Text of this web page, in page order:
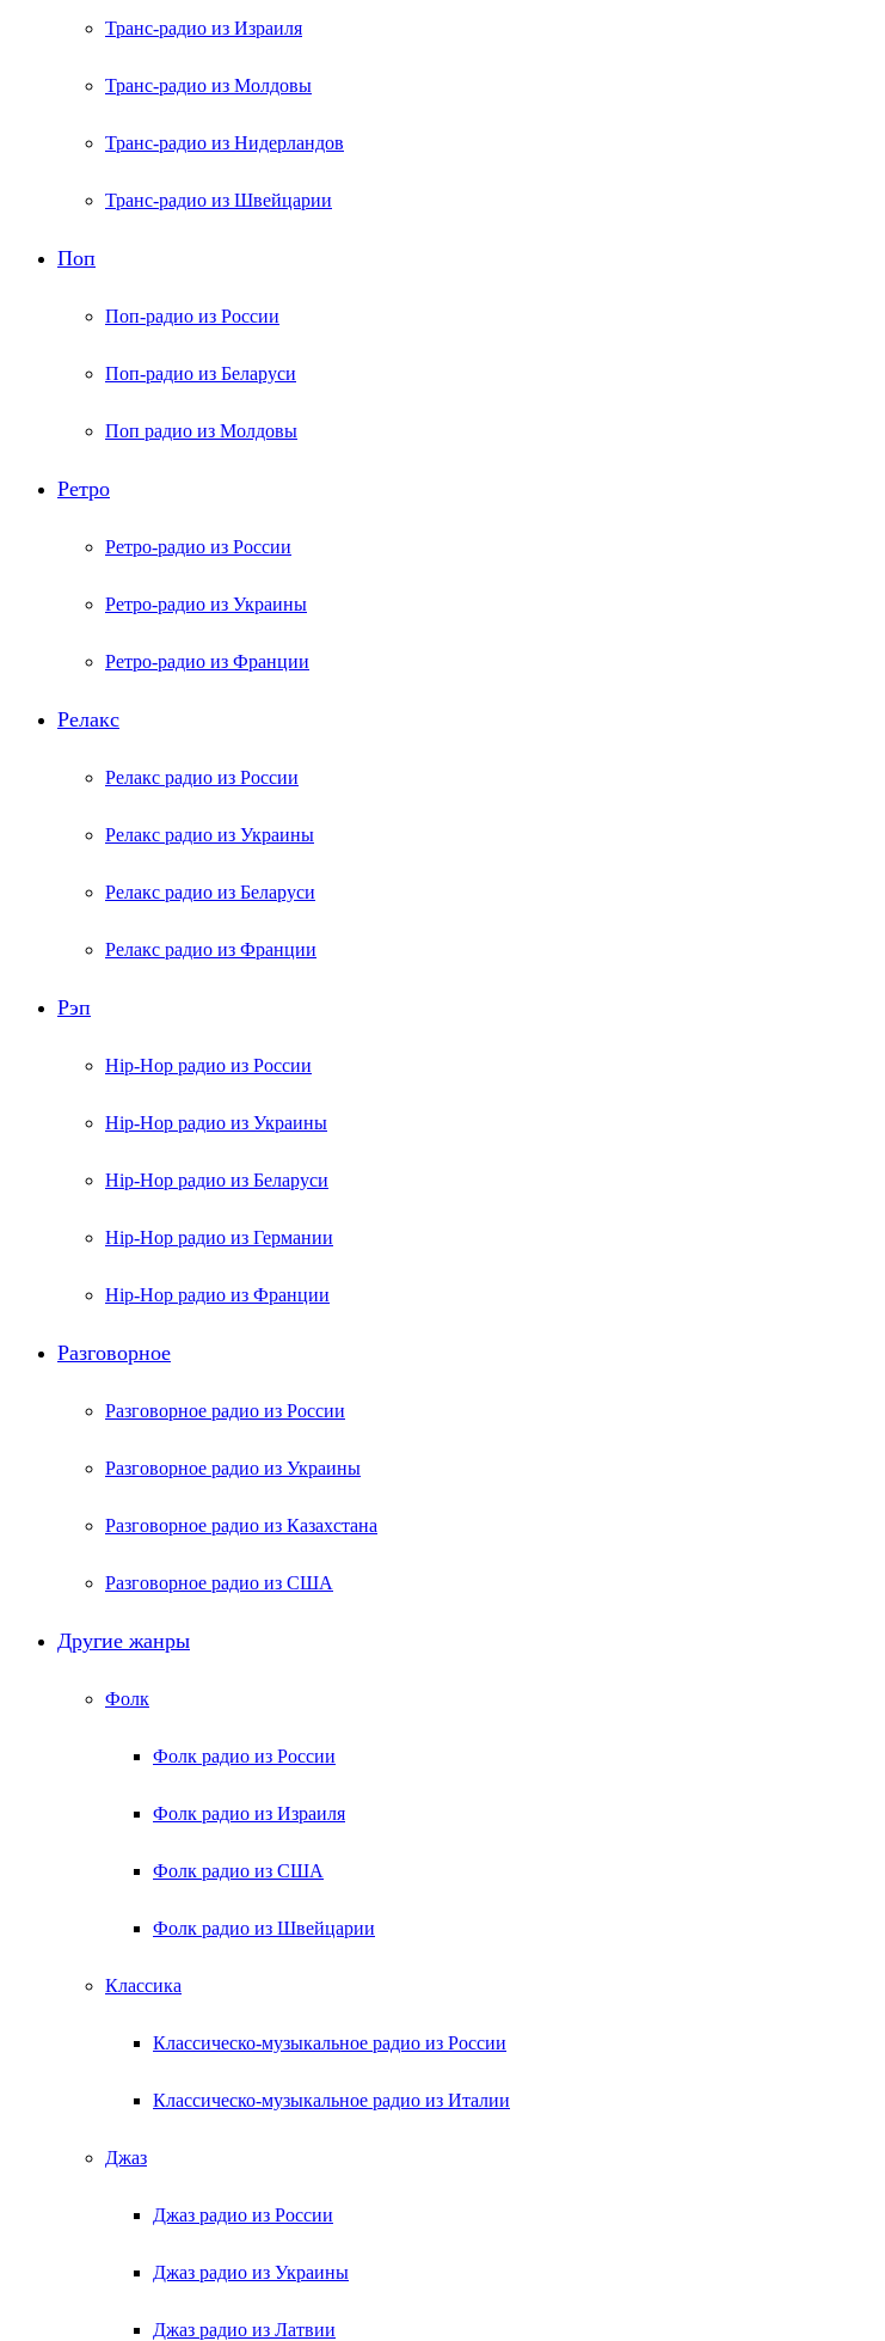
Транс-радио из Израиля
Транс-радио из Молдовы
Транс-радио из Нидерландов
Транс-радио из Швейцарии
Поп
Поп-радио из России
Поп-радио из Беларуси
Поп радио из Молдовы
Ретро
Ретро-радио из России
Ретро-радио из Украины
Ретро-радио из Франции
Релакс
Релакс радио из России
Релакс радио из Украины
Релакс радио из Беларуси
Релакс радио из Франции
Рэп
Hip-Hop радио из России
Hip-Hop радио из Украины
Hip-Hop радио из Беларуси
Hip-Hop радио из Германии
Hip-Hop радио из Франции
Разговорное
Разговорное радио из России
Разговорное радио из Украины
Разговорное радио из Казахстана
Разговорное радио из США
Другие жанры
Фолк
Фолк радио из России
Фолк радио из Израиля
Фолк радио из США
Фолк радио из Швейцарии
Классика
Классическо-музыкальное радио из России
Классическо-музыкальное радио из Италии
Джаз
Джаз радио из России
Джаз радио из Украины
Джаз радио из Латвии